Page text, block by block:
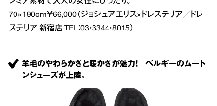
70×190cm￥66,000（ジョシュアエリス×ドレステリア／ドレ
ステリア 新宿店 TEL：03・3344・8015）
羊毛のやわらかさと暖かさが魅力！ ベルギーのムート
ンシューズが上陸。